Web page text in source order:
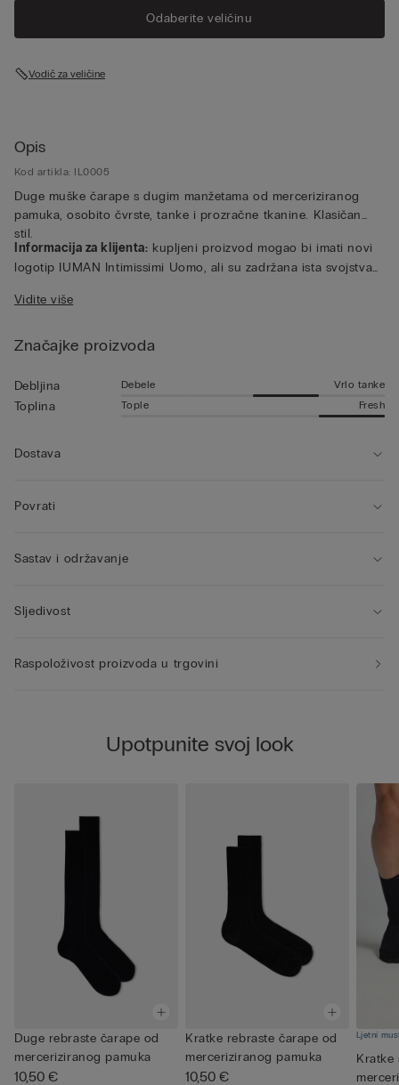
Odaberite veličinu
Vodič za veličine
Opis
Kod artikla: IL0005
Duge muške čarape s dugim manžetama od merceriziranog
pamuka, osobito čvrste, tanke i prozračne tkanine. Klasičan
stil.
Informacija za klijenta: kupljeni proizvod mogao bi imati novi
logotip IUMAN Intimissimi Uomo, ali su zadržana ista svojstva
stranici.
Vidite više
Značajke proizvoda
Debljina Debele Vrlo tanke
Toplina Tople Fresh
Dostava
Povrati
Sastav i održavanje
Sljedivost
Raspoloživost proizvoda u trgovini
Upotpunite svoj look
Duge rebraste čarape od
merceriziranog pamuka
10,50 €
Kratke rebraste čarape od
merceriziranog pamuka
10,50 €
Ljetni
Kratke